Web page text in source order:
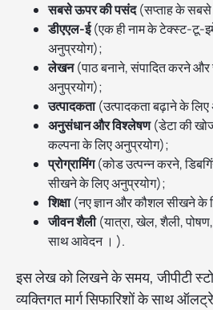
सबसे ऊपर की पसंद(सप्ताह के सबसे
डीएएल-ई(एक ही नाम के टेक्स्ट-टू-
अनुप्रयोग);
लेखन(पाठ बनाने, संपादित करने
अनुप्रयोग);
उत्पादकता(उत्पादकता बढ़ाने के
अनुसंधान और विश्लेषण(डेटा की
कल्पना के लिए अनुप्रयोग);
प्रोग्रामिंग(कोड उत्पन्न करने,
सीखने के लिए अनुप्रयोग);
शिक्षा(नए ज्ञान और कौशल सीखने
जीवन शैली(यात्रा, खेल, शैली,
साथ आवेदन । ).
इस लेख को लिखने के समय, जीपीटी
व्यक्तिगत मार्ग सिफारिशों के साथ